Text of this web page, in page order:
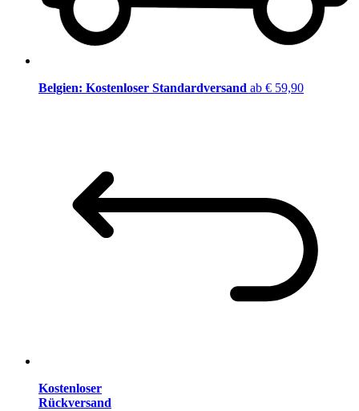
Belgien: Kostenloser Standardversand ab € 59,90
Kostenloser
Rückversand